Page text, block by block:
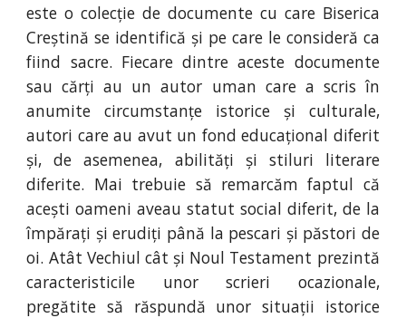
este o colecție de documente cu care Biserica
Creștină se identifică și pe care le consideră ca
fiind sacre. Fiecare dintre aceste documente
sau cărți au un autor uman care a scris în
anumite circumstanțe istorice și culturale,
autori care au avut un fond educațional diferit
și, de asemenea, abilități și stiluri literare
diferite. Mai trebuie să remarcăm faptul că
acești oameni aveau statut social diferit, de la
împărați și erudiți până la pescari și păstori de
oi. Atât Vechiul cât și Noul Testament prezintă
caracteristicile unor scrieri ocazionale,
pregătite să răspundă unor situații istorice